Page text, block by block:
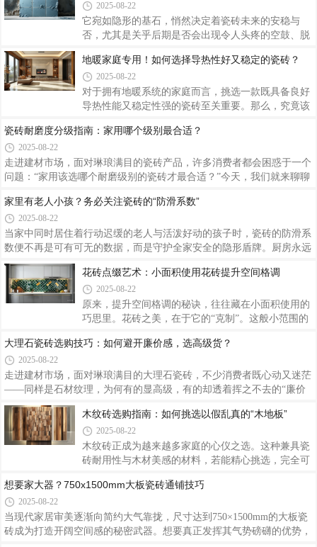
这把金钥匙，便能穿透表象迷雾，直抵品质核心。
2025-08-22
它宛如隐形的基石，悄然决定着瓷砖未来的安稳与
否，尤其是关乎后期是否会出现令人头疼的空鼓、脱
甲。从施工角度来看，选择低吸水率瓷砖也降低了风
险。在这个注重细节的时代，了解低吸水率的重要
性，就是在为家的根基保驾护航。
地暖家庭专用！如何选择导热性好又稳定的瓷砖？
2025-08-22
对于拥有地暖系统的家庭而言，挑选一款既具备良好
导热性能又稳定性强的瓷砖至关重要。那么，究竟该
一项综合考量的过程。只有全面权衡各项因素，才能
瓷砖，为您的家庭带来持续而舒适的温暖享受。
瓷砖耐磨度分级指南：家用哪个级别最合适？
走进建材市场，面对琳琅满目的瓷砖产品，许多消费
者都会困惑于一个问题：“家用该选哪个耐磨级别的
级的那些事儿，帮你找到最适合家庭使用的那一款。
自家的实际使用情况来决定。
家里有老人小孩？务必关注瓷砖的“防滑系数”
当家中同时居住着行动迟缓的老人与活泼好动的孩子
时，瓷砖的防滑系数便不再是可有可无的数据，而是
带。儿童房同样是需要重点防范的区域。商家标注的
摩擦系数并非冰冷的数字游戏，而是经过反复测试得
出的生命刻度。
花砖点缀艺术：小面积使用花砖提升空间格调
2025-08-22
原来，提升空间格调的秘诀，往往藏在小面积使用的
巧思里。花砖之美，在于它的“克制”。这般小范围的
功能性空间有了艺术化的表达。这种克制的美，比整
大理石瓷砖选购技巧：如何避开廉价感，选高级货？
2025-08-22
走进建材市场，面对琳琅满目的大理石瓷砖，不少消费者既心动又迷茫
——同样是石材纹理，为何有的显高级，有的却透着挥之不去的“廉价
感”？优质大理石瓷砖采用全通体工艺，剖开表层后，内外颜色过渡自
然，颗粒分布均匀细腻。避开大理石瓷砖的“廉价陷阱”，本质是在细节
处建立审美标准。
木纹砖选购指南：如何挑选以假乱真的“木地板”
2025-08-22
木纹砖正成为越来越多家庭的心仪之选。这种兼具瓷
砖耐用性与木材美感的材料，若能精心挑选，完全可
现优质的木纹砖不仅能媲美实木地板的美学价值，更
面展现出独特优势。
想要家大器？750x1500mm大板瓷砖通铺技巧
2025-08-22
当现代家居审美逐渐向简约大气靠拢，尺寸达到750×1500mm的大板瓷
砖成为打造开阔空间感的秘密武器。想要真正发挥其气势磅礴的优势，